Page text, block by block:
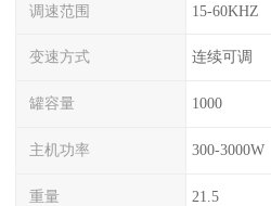
调速范围 15-60KHZ
变速方式 连续可调
罐容量 1000
主机功率 300-3000W
重量 21.5